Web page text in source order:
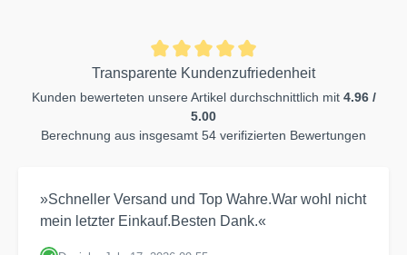
Transparente Kundenzufriedenheit
Kunden bewerteten unsere Artikel durchschnittlich mit 4.96 /
5.00
Berechnung aus insgesamt 54 verifizierten Bewertungen
»Schneller Versand und Top Wahre.War wohl nicht
mein letzter Einkauf.Besten Dank.«